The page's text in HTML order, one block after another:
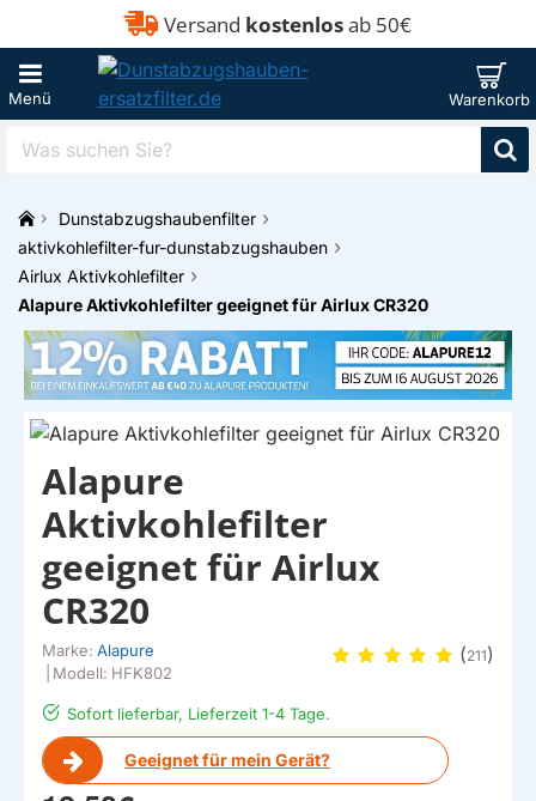
Versand kostenlosab 50€
Was
m
e
Dunstabzugshaubenfilter
aktivkohlefilter-fur-dunstabzugshauben
Airlux Aktivkohlefilter
Alapure Aktivkohlefilter geeignet für Airlux CR320
Sofort lieferbar, Lieferzeit 1-4 Tage.
Geeignet für mein Gerät?
Alapure
Aktivkohlefilter
geeignet für Airlux
CR320
Marke: Alapure
Modell: HFK802
(211)